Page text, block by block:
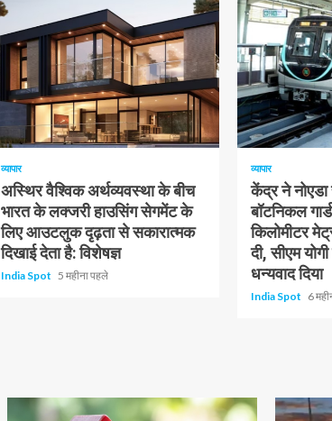
1 न्यूनतम पढ़ा
व्यापार
अस्थिर वैश्विक अर्थव्यवस्था के बीच
भारत के लक्जरी हाउसिंग सेगमेंट के
लिए आउटलुक दृढ़ता से सकारात्मक
दिखाई देता है: विशेषज्ञ
India Spot 5 महीना पहले
1 न्यूनतम पढ़ा
व्यापार
केंद्र ने
बॉटनिकल
किलोमीटर
दी, सीएम
धन्यवाद दिया
India Spot 6